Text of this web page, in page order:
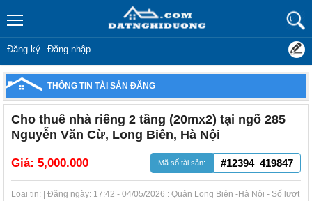
Đăng ký Đăng nhập
THÔNG TIN TÀI SẢN ĐĂNG
Cho thuê nhà riêng 2 tầng (20mx2) tại ngõ 285
Nguyễn Văn Cừ, Long Biên, Hà Nội
Giá: 5,000.000 Mã số tài sản: #12394_419847
Loại tin: | Đăng ngày: 17:42 - 04/05/2026 : Quận Long Biên -Hà Nội - Số lượt